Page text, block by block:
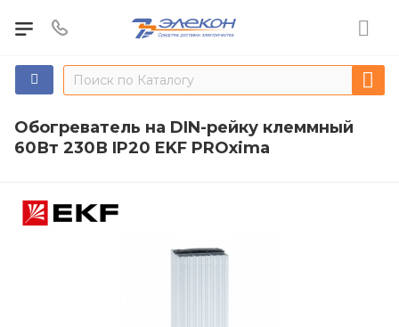
Обогреватель на DIN-рейку клеммный
60Вт 230В IP20 EKF PROxima